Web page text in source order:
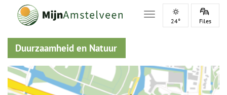
Toggle navigation
24° Files
Duurzaamheid en Natuur